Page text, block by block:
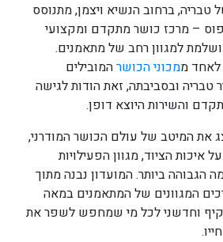
טבריה, ברחוב הנשיא ויצמן, מתנוסס
– מרכז כושר מתקדם ומקצועי
למגוון רחב של מתאמנים.
לאחד ממכוני הכושרהמובילים
טבריה ובסביבתה, זאת הודות לגישה
והשירות היוצא דופן.
את המיטב של עולם הכושר המודרני,
הציוד, מגוון הפעילויות
הגבוהה ביותר. המועדון נבנה מתוך
המגוונים של המתאמנים במאה
מקיף וחדשני לכל מי שמחפש לשפר את